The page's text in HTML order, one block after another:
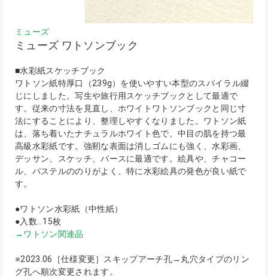
ミューズ
ミューズ ワトソンブック
■水彩紙スケッチブック
ワトソン紙特厚口（239g）を使いやすい本型のスパイラル綴
じにしました。写生や旅行用スケッチブックとして最適で
す。従来の寸法を見直し、ホワイトワトソンブックと同じ寸
法にすることにより、整理しやすくなりました。ワトソン紙
は、落ち着いたナチュラルホワイト色で、中目の肌を持つ最
高級水彩紙です。強靭な表面は消しゴムにも強く、水彩画、
デッサン、スケッチ、パースに最適です。絵具や、チャコー
ル、パステルののりがよく、特に水彩絵具の発色が良い紙で
す。
●ワトソン水彩紙（中性紙）
●入数…15枚
→ワトソン関連品
※2023.06［仕様変更］スキップアーチ孔→丸穴タイプのリン
グ孔へ順次変更されます。